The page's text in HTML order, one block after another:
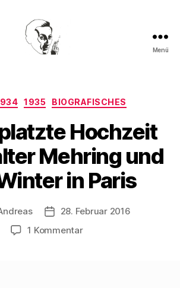
Menü
Kategorien
1935 BIOGRAFISCHES
Hochzeit
Mehring und
in Paris
Beitragsdatum
28. Februar 2016
1 Kommentarzu